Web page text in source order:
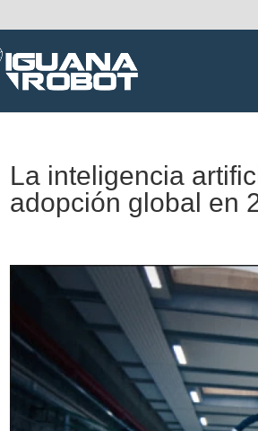
La inteligencia
adopción global en